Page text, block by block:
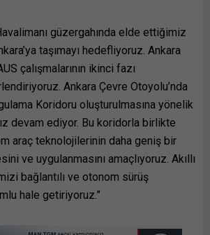
güzergahında elde ettiğimiz
taşımayı hedefliyoruz. Ankara
çalışmalarının ikinci fazı
Ankara Çevre Otoyolu’nda
Koridoru oluşturulmasına yönelik
devam ediyor. Bu koridorla birlikte
araç teknolojilerinin daha geniş bir
ve uygulanmasını amaçlıyoruz. Akıllı
bağlantılı ve otonom sürüş
hale getiriyoruz.”